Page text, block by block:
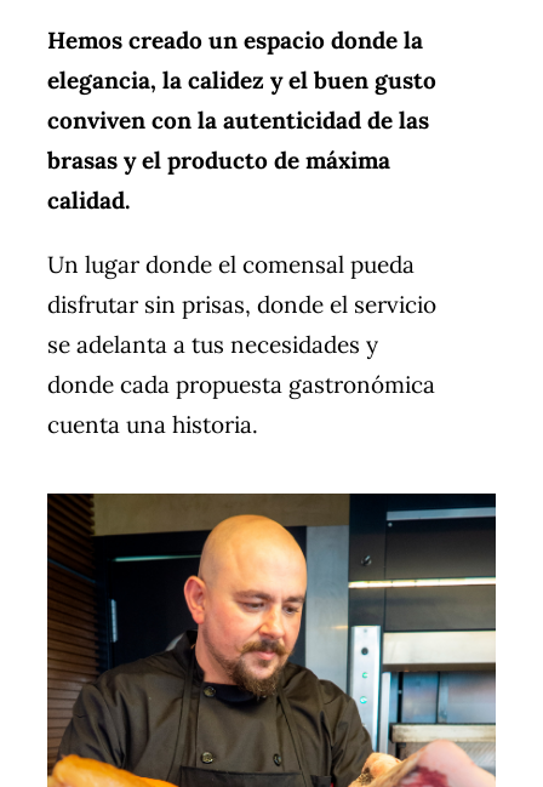
Hemos creado un espacio donde la
elegancia, la calidez y el buen gusto
conviven con la autenticidad de las
brasas y el producto de máxima
calidad.
Un lugar donde el comensal pueda
disfrutar sin prisas, donde el servicio
se adelanta a tus necesidades y
donde cada propuesta gastronómica
cuenta una historia.